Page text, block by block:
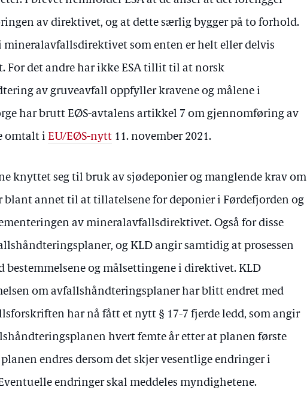
av direktivet, og at dette særlig bygger på to forhold.
mineralavfallsdirektivet som enten er helt eller delvis
For det andre har ikke ESA tillit til at norsk
av gruveavfall oppfyller kravene og målene i
har brutt EØS-avtalens artikkel 7 om gjennomføring av
omtalt i EU/EØS-nytt 11. november 2021.
knyttet seg til bruk av sjødeponier og manglende krav om
blant annet til at tillatelsene for deponier i Førdefjorden og
av mineralavfallsdirektivet. Også for disse
og KLD angir samtidig at prosessen
bestemmelsene og målsettingene i direktivet. KLD
om avfallshåndteringsplaner har blitt endret med
har nå fått et nytt § 17-7 fjerde ledd, som angir
hvert femte år etter at planen første
endres dersom det skjer vesentlige endringer i
endringer skal meddeles myndighetene.